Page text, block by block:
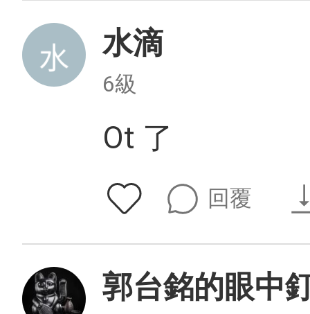
水滴
6級
Ot 了
回覆
郭台銘的眼中